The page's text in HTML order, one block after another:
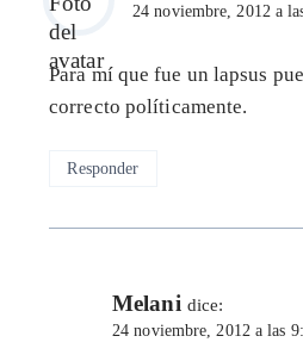
24 noviembre, 2012 a
Para mí que fue un lapsus
correcto políticamente.
Responder
Melani dice:
24 noviembre, 2012 a las